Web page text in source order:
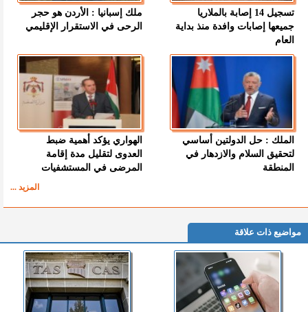
تسجيل 14 إصابة بالملاريا
جميعها إصابات وافدة منذ بداية
العام
ملك إسبانيا : الأردن هو حجر
الرحى في الاستقرار الإقليمي
الملك : حل الدولتين أساسي
لتحقيق السلام والازدهار في
المنطقة
الهواري يؤكد أهمية ضبط
العدوى لتقليل مدة إقامة
المرضى في المستشفيات
المزيد ...
مواضيع ذات علاقة